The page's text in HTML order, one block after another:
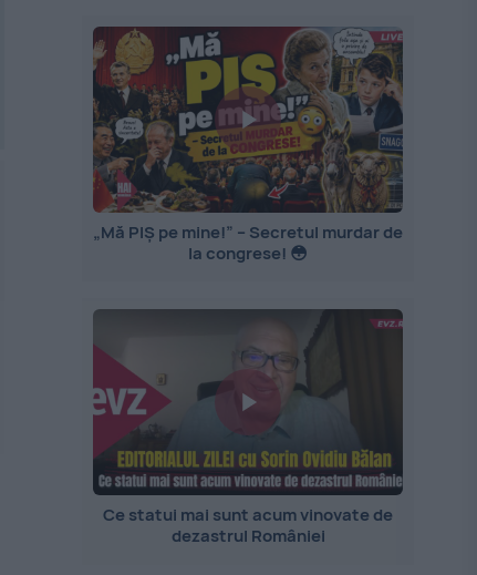
„Mă PIȘ pe mine!” – Secretul murdar de
la congrese! 😳
Ce statui mai sunt acum vinovate de
dezastrul României